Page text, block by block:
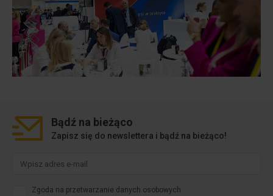
Bądź na bieżąco
Zapisz się do newslettera i bądź na bieżąco!
Zgoda na przetwarzanie danych osobowych